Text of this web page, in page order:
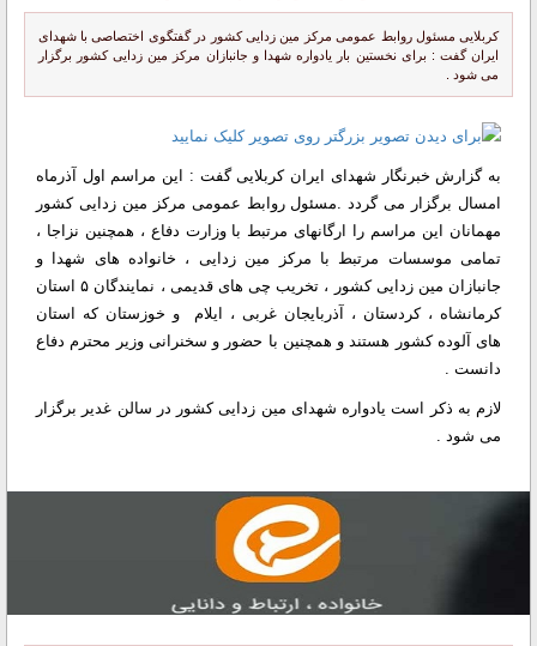
کربلایی مسئول روابط عمومی مرکز مین زدایی کشور در گفتگوی اختصاصی با شهدای
ایران گفت : برای نخستین بار یادواره شهدا و جانبازان مرکز مین زدایی کشور برگزار
می شود .
به گزارش خبرنگار شهدای ایران کربلایی گفت : این مراسم اول آذرماه
امسال برگزار می گردد .مسئول روابط عمومی مرکز مین زدایی کشور
مهمانان این مراسم را ارگانهای مرتبط با وزارت دفاع ، همچنین نزاجا ،
تمامی موسسات مرتبط با مرکز مین زدایی ، خانواده های شهدا و
جانبازان مین زدایی کشور ، تخریب چی های قدیمی ، نمایندگان ۵ استان
کرمانشاه ، کردستان ، آذربایجان غربی ، ایلام و خوزستان که استان
های آلوده کشور هستند و همچنین با حضور و سخنرانی وزیر محترم دفاع
دانست .
لازم به ذکر است یادواره شهدای مین زدایی کشور در سالن غدیر برگزار
می شود .